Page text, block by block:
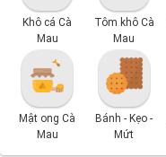
Khô cá Cà
Mau
Tôm khô Cà
Mau
Mật ong Cà
Mau
Bánh - Kẹo -
Mứt